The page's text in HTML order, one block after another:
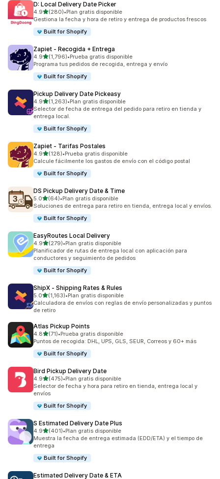
D: Local Delivery Date Picker
4.9de 5 estrellas
(280)
280 reseñas en total
•Plan gratis disponible
Gestiona la fecha y hora de retiro y entrega de productos frescos
Built for Shopify
Zapiet ‑ Recogida + Entrega
4.9de 5 estrellas
(1,796)
1796 reseñas en total
•Prueba gratis disponible
Programa tus pedidos de recogida, entrega y envío
Built for Shopify
Pickup Delivery Date Pickeasy
4.9de 5 estrellas
(1,263)
1263 reseñas en total
•Plan gratis disponible
Selector de fecha de entrega del pedido para retiro en tienda y
entrega local.
Built for Shopify
Zapiet ‑ Tarifas Postales
4.9de 5 estrellas
(128)
128 reseñas en total
•Prueba gratis disponible
Calcule fácilmente los gastos de envío con el código postal
Built for Shopify
DS Pickup Delivery Date & Time
5.0de 5 estrellas
(64)
64 reseñas en total
•Plan gratis disponible
Soluciones de entrega para retiro en tienda, entrega local y envíos.
Built for Shopify
EasyRoutes Local Delivery
4.9de 5 estrellas
(279)
279 reseñas en total
•Plan gratis disponible
Planificador de rutas de entrega local con aplicación para
conductores y seguimiento de pedidos
Built for Shopify
ShipX ‑ Shipping Rates & Rules
5.0de 5 estrellas
(1,163)
1163 reseñas en total
•Plan gratis disponible
Calculadora de envíos con reglas de envío personalizadas y puntos
de retiro
Atlas Pickup Points
4.8de 5 estrellas
(71)
71 reseñas en total
•Prueba gratis disponible
Puntos de recogida: DHL, UPS, GLS, SEUR, Correos y 60+ más
Built for Shopify
Bird Pickup Delivery Date
4.9de 5 estrellas
(475)
475 reseñas en total
•Plan gratis disponible
Selector de fecha y hora para retiro en tienda, entrega local y
envíos
Built for Shopify
S Estimated Delivery Date Plus
4.9de 5 estrellas
(401)
401 reseñas en total
•Plan gratis disponible
Muestra la fecha de entrega estimada (EDD/ETA) y el tiempo de
entrega
Built for Shopify
Estimated Delivery Date & ETA